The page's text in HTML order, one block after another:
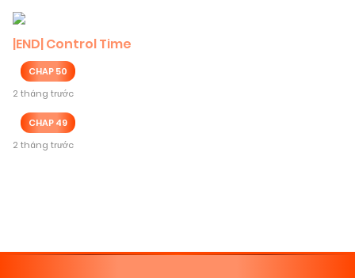
|END| Control Time
CHAP 50
2 tháng trước
CHAP 49
2 tháng trước